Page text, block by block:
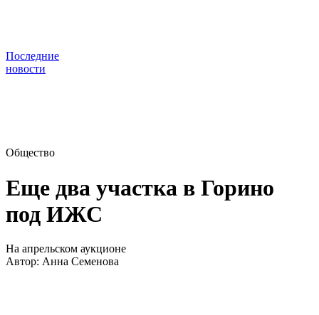
Последние
новости
Общество
Еще два участка в Горино
под ИЖС
На апрельском аукционе
Автор: Анна Семенова